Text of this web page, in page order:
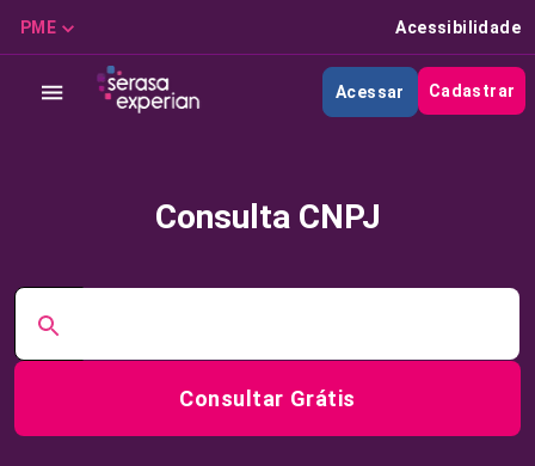
PME Acessibilidade
Acessar Cadastrar
Consulta CNPJ
Consultar Grátis